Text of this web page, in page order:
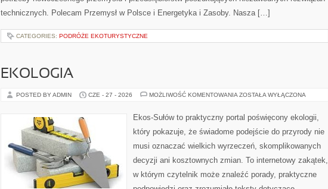
technicznych. Polecam Przemysł w Polsce i Energetyka i Zasoby. Nasza […]
CATEGORIES: PODRÓŻE EKOTURYSTYCZNE
EKOLOGIA
POSTED BY ADMIN CZE - 27 - 2026 MOŻLIWOŚĆ KOMENTOWANIA EKOLOGIA
ZOSTAŁA WYŁĄCZONA
Ekos-Sułów to praktyczny portal poświęcony ekologii,
który pokazuje, że świadome podejście do przyrody nie
musi oznaczać wielkich wyrzeczeń, skomplikowanych
decyzji ani kosztownych zmian. To internetowy zakątek,
w którym czytelnik może znaleźć porady, praktyczne